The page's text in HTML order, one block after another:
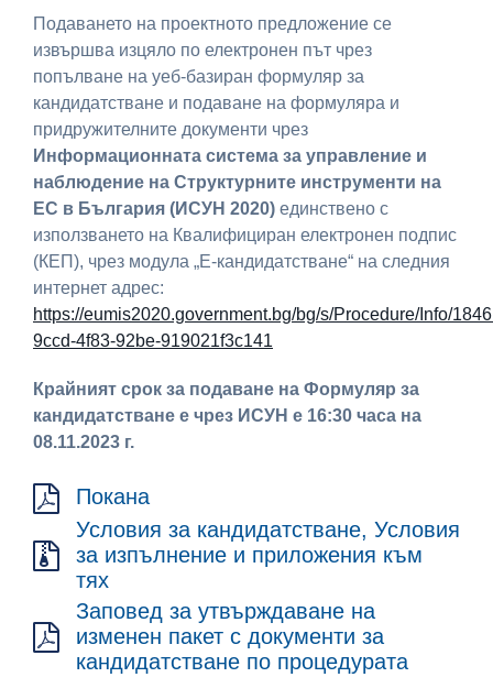
Подаването на проектното предложение се
извършва изцяло по електронен път чрез
попълване на уеб-базиран формуляр за
кандидатстване и подаване на формуляра и
придружителните документи чрез
Информационната система за управление и
наблюдение на Структурните инструменти на
ЕС в България (ИСУН 2020) единствено с
използването на Квалифициран електронен подпис
(КЕП), чрез модула „Е-кандидатстване“ на следния
интернет адрес:
https://eumis2020.government.bg/bg/s/Procedure/Info/
9ccd-4f83-92be-919021f3c141
Крайният срок за подаване на Формуляр за
кандидатстване е чрез ИСУН е 16:30 часа на
08.11.2023 г.
Покана
Условия за кандидатстване, Условия
за изпълнение и приложения към
тях
Заповед за утвърждаване на
изменен пакет с документи за
кандидатстване по процедурата